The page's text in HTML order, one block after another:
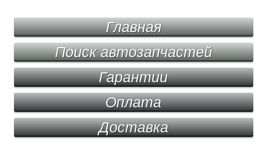
Главная
Поиск автозапчастей
Гарантии
Оплата
Доставка